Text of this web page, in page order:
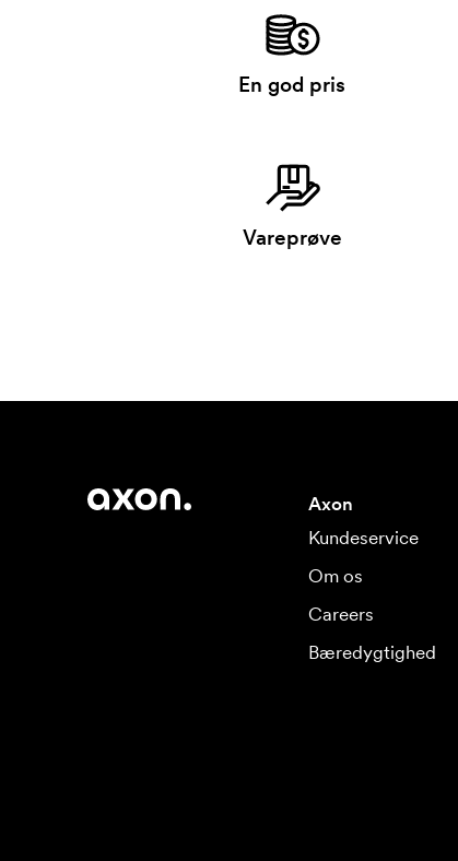
En god pris
Vareprøve
Axon
Kundeservice
Om os
Careers
Bæredygtighed